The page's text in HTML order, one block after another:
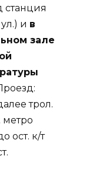
станция
и в
зале
трол.
метро
ост. к/т